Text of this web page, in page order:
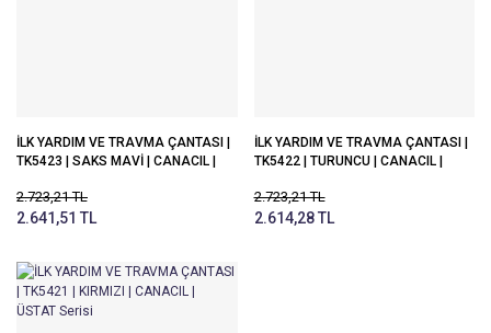
İLK YARDIM VE TRAVMA ÇANTASI |
TK5423 | SAKS MAVİ | CANACIL |
2.723,21 TL
2.641,51 TL
İLK YARDIM VE TRAVMA ÇANTASI |
TK5422 | TURUNCU | CANACIL |
2.723,21 TL
2.614,28 TL